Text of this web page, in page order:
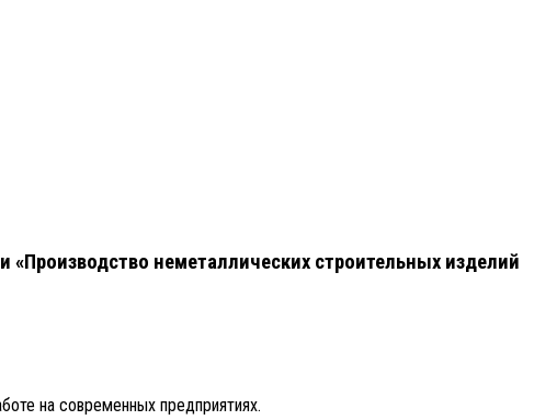
неметаллических строительных изделий
на современных предприятиях.